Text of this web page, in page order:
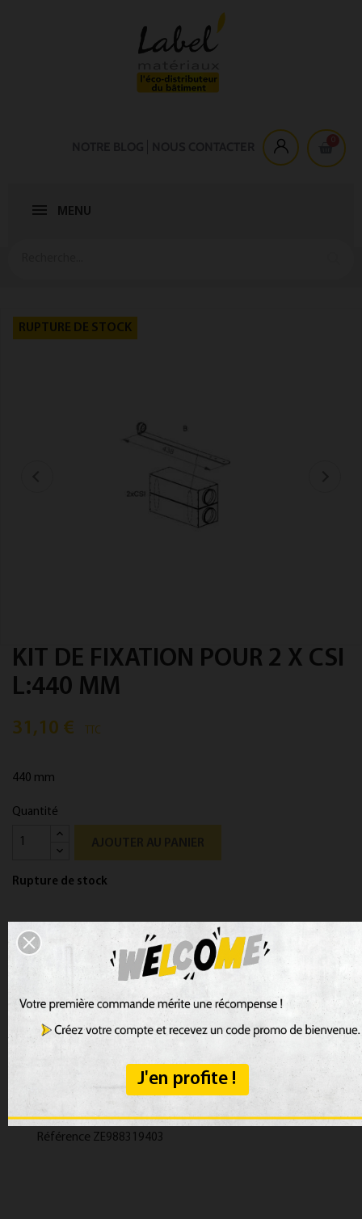
MENU
RUPTURE DE STOCK
KIT DE FIXATION POUR 2 X CSI
L:440 MM
31,10 € TTC
440 mm
Quantité
AJOUTER AU PANIER
Rupture de stock
PRÉVENEZ-MOI LORSQUE LE PRODUIT EST DISPONIBLE
Détails du produit
Marque Zehnder Accessoires Machine
Référence ZE988319403
J'en profite !